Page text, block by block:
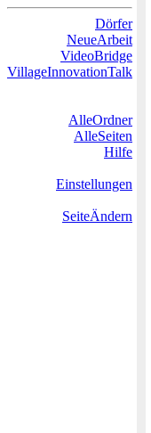
Dörfer
NeueArbeit
VideoBridge
VillageInnovationTalk
AlleOrdner
AlleSeiten
Hilfe
Einstellungen
SeiteÄndern